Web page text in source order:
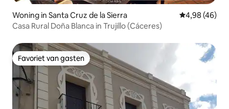
Woning in Santa Cruz de la Sierra Gemiddelde
4,98 (46)
Casa Rural Doña Blanca in Trujillo (Cáceres)
Favoriet van gasten
Favoriet van gasten